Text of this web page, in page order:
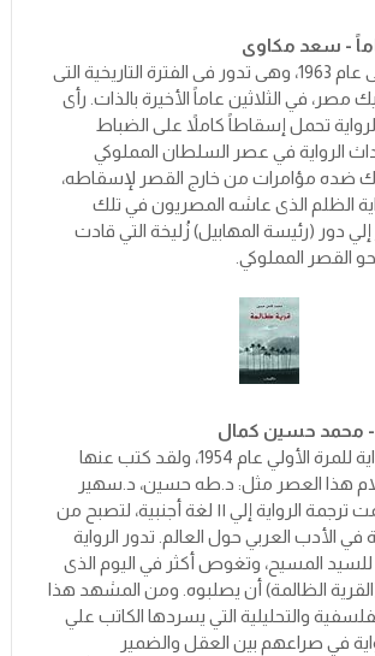
- سعد مكاوى
صدرت الرواية فى عام 1963، وهى تدور فى الفترة التاريخية التى
مصر، في الثلاثين عاماً الأخيرة بالذات. رأى
تحمل إسقاطاً كاملاً على الضباط
الرواية في عصر السلطان المملوكي
ضده مؤامرات من خارج القصر لإسقاطه،
الظلم الذى عاشه المصريون في تلك
إلي دور (رئيسة المهابيل) زُليخة التي قادت
القصر المملوكي.
- محمد حسين كمال
تمت طباعة الرواية للمرة الأولي عام 1954، ولقد كتب عنها
هذا العصر مثل: د.طه حسين، د.سهير
القلماوى. وقد تمت ترجمة الرواية إلي ١١ لغة أجنبية، لتصبح من
في الأدب العربي حول العالم. تدور الرواية
للسيد المسيح، وتغوص أكثر في اليوم الذى
الظالمة) أن يصلبوه. ومن المشهد هذا
والتحليلية التي يسردها الكاتب علي
في صراعهم بين العقل والضمير